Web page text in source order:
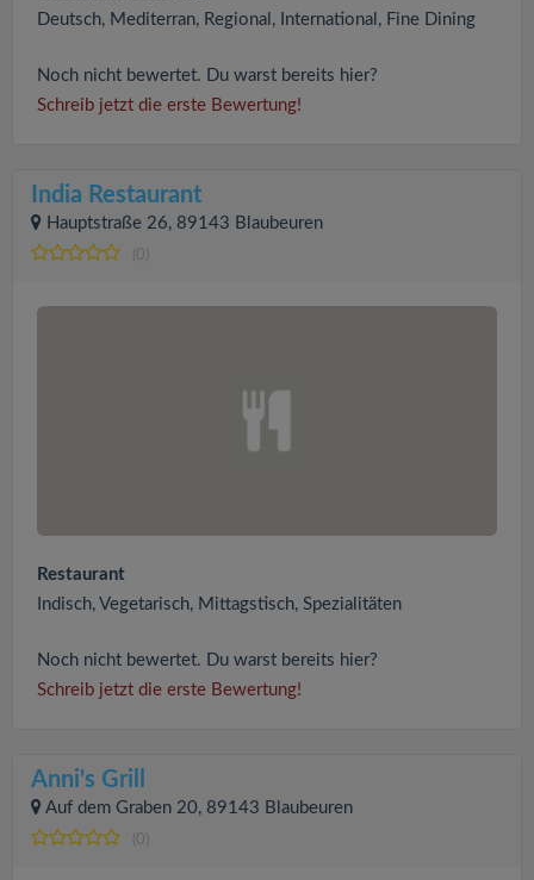
Deutsch, Mediterran, Regional, International, Fine Dining
Noch nicht bewertet. Du warst bereits hier?
Schreib jetzt die erste Bewertung!
India Restaurant
Hauptstraße 26, 89143 Blaubeuren
(0)
Restaurant
Indisch, Vegetarisch, Mittagstisch, Spezialitäten
Noch nicht bewertet. Du warst bereits hier?
Schreib jetzt die erste Bewertung!
Anni's Grill
Auf dem Graben 20, 89143 Blaubeuren
(0)